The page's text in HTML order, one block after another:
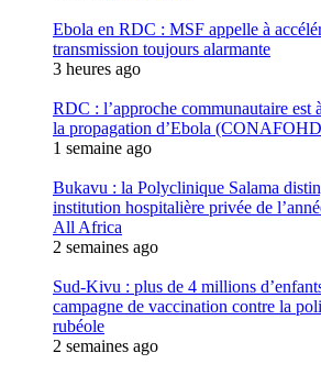
Ebola en RDC : MSF appelle à
transmission toujours alarmante
3 heures ago
RDC : l’approche communautaire est
la propagation d’Ebola
1 semaine ago
Bukavu : la Polyclinique Salama
institution hospitalière privée de
All Africa
2 semaines ago
Sud-Kivu : plus de 4 millions
campagne de vaccination contre la
rubéole
2 semaines ago